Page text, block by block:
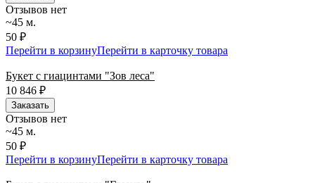
Отзывов нет
~45 м.
50 ₽
Перейти в корзинуПерейти в карточку товара
Букет с гиацинтами "Зов леса"
10 846 ₽
Заказать
Отзывов нет
~45 м.
50 ₽
Перейти в корзинуПерейти в карточку товара